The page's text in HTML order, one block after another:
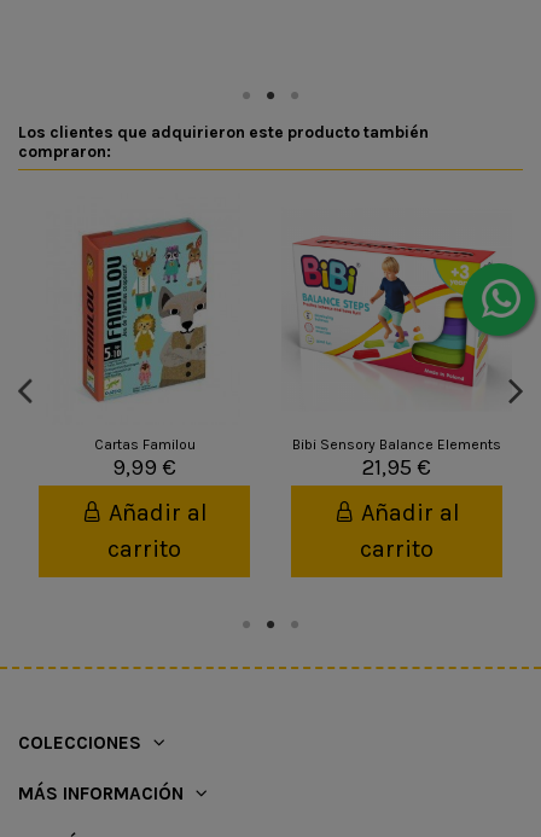
Los clientes que adquirieron este producto también
compraron:
Cartas Familou
9,99 €
Añadir al
carrito
Bibi Sensory Balance Elements
21,95 €
Añadir al
carrito
COLECCIONES
MÁS INFORMACIÓN